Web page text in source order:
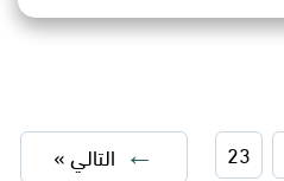
23 التالي »